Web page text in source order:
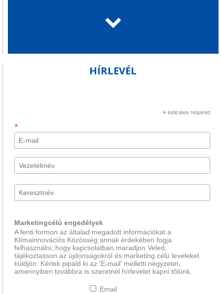
HÍRLEVÉL
* indicates required
*
Marketingcélú engedélyek
A fenti formon az általad megadott információkat a
Klímainnovációs Közösség annak érdekében fogja
felhasználni, hogy kapcsolatban maradjon Veled,
tájékoztasson az újdonságokról és marketing célú leveleket
küldjön. Kérlek pipáld ki az 'E-mail' melletti négyzetet,
amennyiben továbbra is szeretnél hírlevelet kapni tőlünk.
Email